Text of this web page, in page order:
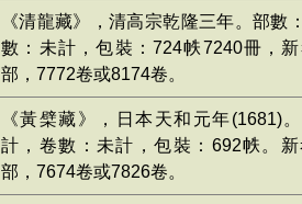
《清龍藏》，清高宗乾隆三年。部數
數：未計，包裝：724帙7240冊，
部，7772卷或8174卷。
《黃檗藏》，日本天和元年(1681)
計，卷數：未計，包裝：692帙。
部，7674卷或7826卷。